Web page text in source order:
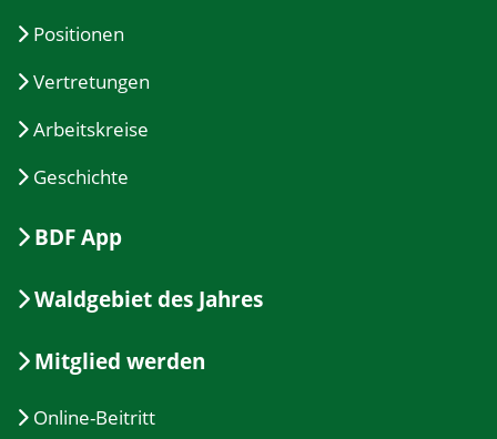
Positionen
Vertretungen
Arbeitskreise
Geschichte
BDF App
Waldgebiet des Jahres
Mitglied werden
Online-Beitritt